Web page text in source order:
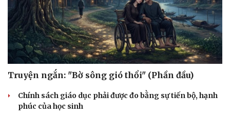
Cải chính
Truyện ngắn: "Bờ sông gió thổi" (Phần đầu)
Chính sách giáo dục phải được đo bằng sự tiến bộ, hạnh
phúc của học sinh